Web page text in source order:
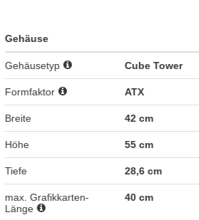
Gehäuse
Gehäusetyp Cube Tower
Formfaktor ATX
Breite 42 cm
Höhe 55 cm
Tiefe 28,6 cm
max. Grafikkarten-
Länge
40 cm